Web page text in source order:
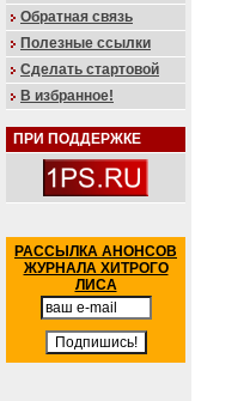
Обратная связь
Полезные ссылки
Сделать стартовой
В избранное!
ПРИ ПОДДЕРЖКЕ
РАССЫЛКА АНОНСОВ
ЖУРНАЛА ХИТРОГО
ЛИСА